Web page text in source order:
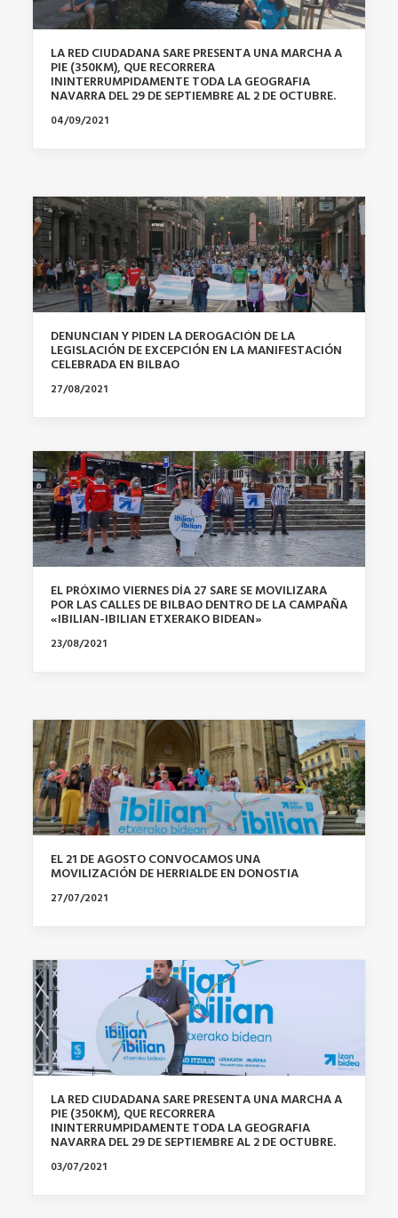
LA RED CIUDADANA SARE PRESENTA UNA MARCHA A
PIE (350KM), QUE RECORRERA
ININTERRUMPIDAMENTE TODA LA GEOGRAFIA
NAVARRA DEL 29 DE SEPTIEMBRE AL 2 DE OCTUBRE.
04/09/2021
DENUNCIAN Y PIDEN LA DEROGACIÓN DE LA
LEGISLACIÓN DE EXCEPCIÓN EN LA MANIFESTACIÓN
CELEBRADA EN BILBAO
27/08/2021
EL PRÓXIMO VIERNES DÍA 27 SARE SE MOVILIZARA
POR LAS CALLES DE BILBAO DENTRO DE LA CAMPAÑA
«IBILIAN-IBILIAN ETXERAKO BIDEAN»
23/08/2021
EL 21 DE AGOSTO CONVOCAMOS UNA
MOVILIZACIÓN DE HERRIALDE EN DONOSTIA
27/07/2021
LA RED CIUDADANA SARE PRESENTA UNA MARCHA A
PIE (350KM), QUE RECORRERA
ININTERRUMPIDAMENTE TODA LA GEOGRAFIA
NAVARRA DEL 29 DE SEPTIEMBRE AL 2 DE OCTUBRE.
03/07/2021